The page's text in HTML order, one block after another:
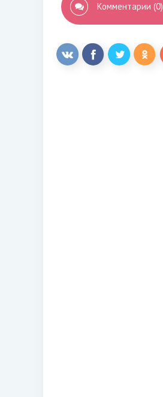
Комментарии (0)